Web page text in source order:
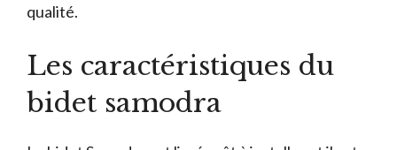
qualité.
Les caractéristiques du
bidet samodra